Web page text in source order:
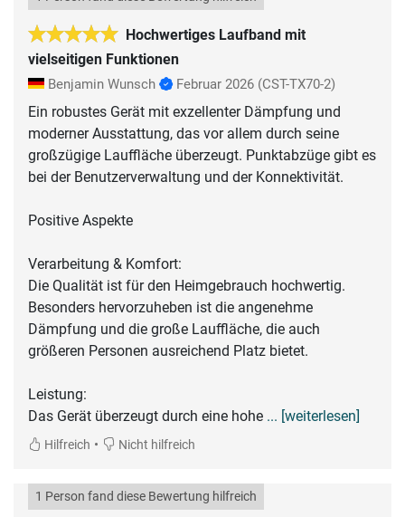
Hochwertiges Laufband mit
vielseitigen Funktionen
Benjamin Wunsch Februar 2026 (CST-TX70-2)
Ein robustes Gerät mit exzellenter Dämpfung und
moderner Ausstattung, das vor allem durch seine
großzügige Lauffläche überzeugt. Punktabzüge gibt es
bei der Benutzerverwaltung und der Konnektivität.
Positive Aspekte
Verarbeitung & Komfort:
Die Qualität ist für den Heimgebrauch hochwertig.
Besonders hervorzuheben ist die angenehme
Dämpfung und die große Lauffläche, die auch
größeren Personen ausreichend Platz bietet.
Leistung:
Das Gerät überzeugt durch eine hohe ... [weiterlesen]
Hilfreich • Nicht hilfreich
1 Person fand diese Bewertung hilfreich